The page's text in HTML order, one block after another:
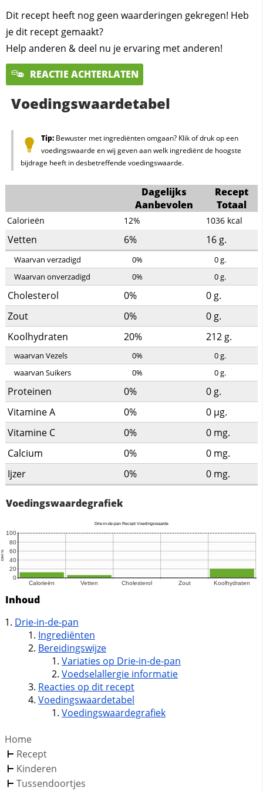
Dit recept heeft nog geen waarderingen gekregen! Heb
je dit recept gemaakt?
Help anderen & deel nu je ervaring met anderen!
REACTIE ACHTERLATEN
Voedingswaardetabel
Tip:Bewuster met ingrediënten omgaan? Klik of druk op een
voedingswaarde en wij geven aan welk ingrediënt de hoogste
bijdrage heeft in desbetreffende voedingswaarde.
Dagelijks
Aanbevolen
Recept
Totaal
Calorieën 12% 1036 kcal
Vetten 6% 16g.
Waarvan verzadigd 0% 0g.
Waarvan onverzadigd
0% 0g.
Cholesterol 0% 0g.
Zout
0% 0g.
Koolhydraten
20% 212g.
waarvan Vezels 0% 0g.
waarvan Suikers
0% 0g.
Proteinen 0% 0g.
Vitamine A
0% 0 µg.
Vitamine C
0% 0 mg.
Calcium
0% 0 mg.
Ijzer
0% 0 mg.
Voedingswaardegrafiek
Inhoud
Drie-in-de-pan
Ingrediënten
Bereidingswijze
Variaties op Drie-in-de-pan
Voedselallergie informatie
Reacties op dit recept
Voedingswaardetabel
Voedingswaardegrafiek
Home
Recept
Kinderen
Tussendoortjes